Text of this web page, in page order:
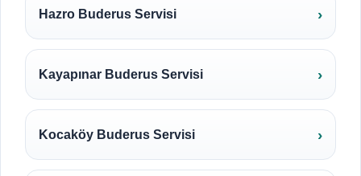
Hazro Buderus Servisi
Kayapınar Buderus Servisi
Kocaköy Buderus Servisi